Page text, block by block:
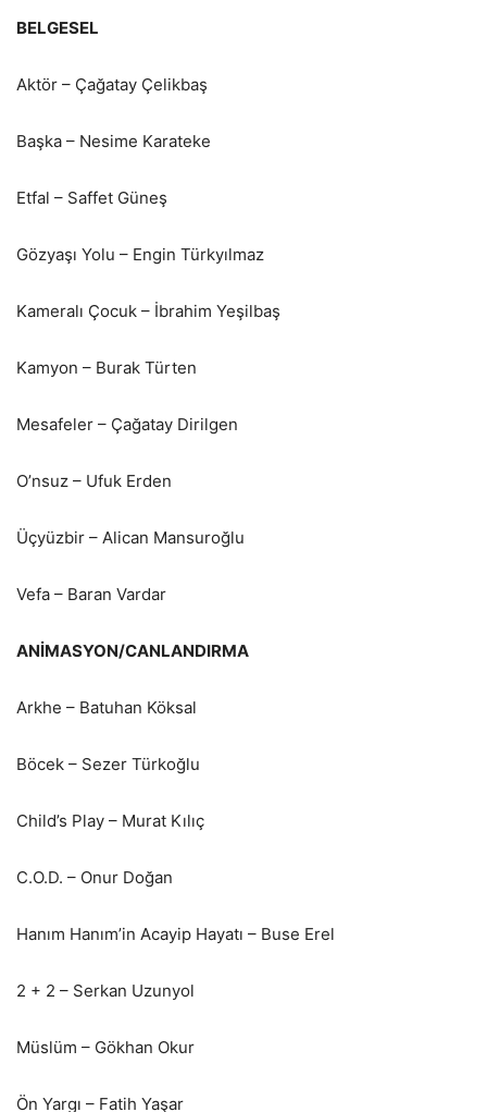
BELGESEL
Aktör – Çağatay Çelikbaş
Başka – Nesime Karateke
Etfal – Saffet Güneş
Gözyaşı Yolu – Engin Türkyılmaz
Kameralı Çocuk – İbrahim Yeşilbaş
Kamyon – Burak Türten
Mesafeler – Çağatay Dirilgen
O’nsuz – Ufuk Erden
Üçyüzbir – Alican Mansuroğlu
Vefa – Baran Vardar
ANİMASYON/CANLANDIRMA
Arkhe – Batuhan Köksal
Böcek – Sezer Türkoğlu
Child’s Play – Murat Kılıç
C.O.D. – Onur Doğan
Hanım Hanım’in Acayip Hayatı – Buse Erel
2 + 2 – Serkan Uzunyol
Müslüm – Gökhan Okur
Ön Yargı – Fatih Yaşar